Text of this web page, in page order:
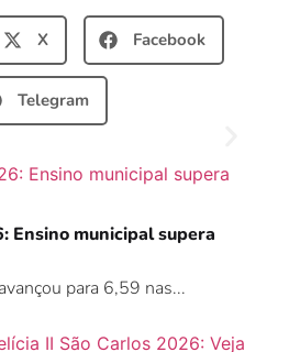
X Facebook
Telegram
Ensino municipal supera
para 6,59 nas...